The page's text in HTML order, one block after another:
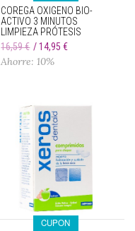
COREGA OXIGENO BIO-
ACTIVO 3 MINUTOS
LIMPIEZA PRÓTESIS
DENTAL 66 TABLETAS
16,59 € 14,95 €
Ahorre: 10%
CUPON